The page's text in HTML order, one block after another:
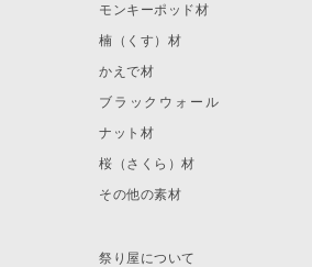
モンキーポッド材
楠（くす）材
かえで材
ブラックウォール
ナット材
桜（さくら）材
その他の素材
祭り屋について